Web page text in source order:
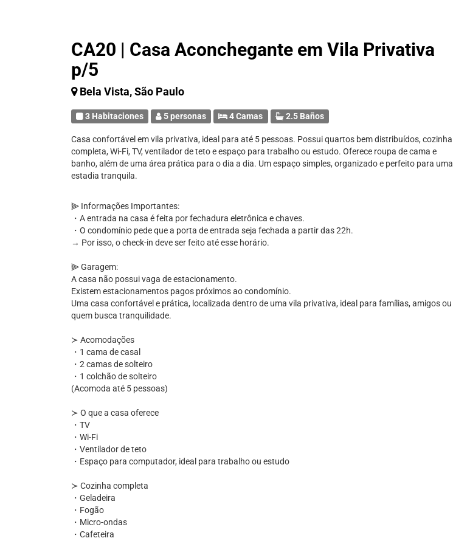
CA20 | Casa Aconchegante em Vila Privativa
p/5
Bela Vista, São Paulo
3 Habitaciones 5 personas 4 Camas 2.5 Baños
Casa confortável em vila privativa, ideal para até 5 pessoas. Possui quartos bem distribuídos, cozinha
completa, Wi-Fi, TV, ventilador de teto e espaço para trabalho ou estudo. Oferece roupa de cama e
banho, além de uma área prática para o dia a dia. Um espaço simples, organizado e perfeito para uma
estadia tranquila.
⫸ Informações Importantes:
・A entrada na casa é feita por fechadura eletrônica e chaves.
・O condomínio pede que a porta de entrada seja fechada a partir das 22h.
→ Por isso, o check-in deve ser feito até esse horário.
⫸ Garagem:
A casa não possui vaga de estacionamento.
Existem estacionamentos pagos próximos ao condomínio.
Uma casa confortável e prática, localizada dentro de uma vila privativa, ideal para famílias, amigos ou
quem busca tranquilidade.
≻ Acomodações
・1 cama de casal
・2 camas de solteiro
・1 colchão de solteiro
(Acomoda até 5 pessoas)
≻ O que a casa oferece
・TV
・Wi-Fi
・Ventilador de teto
・Espaço para computador, ideal para trabalho ou estudo
≻ Cozinha completa
・Geladeira
・Fogão
・Micro-ondas
・Cafeteira